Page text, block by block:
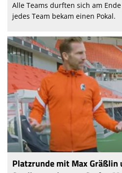
Alle Teams durften sich am
jedes Team bekam einen Pokal.
Platzrunde mit Max Gräßlin